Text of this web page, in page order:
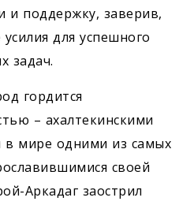
и поддержку, заверив,
для успешного
задач.
гордится
– ахалтекинскими
мире одними из самых
своей
Аркадаг ­заострил